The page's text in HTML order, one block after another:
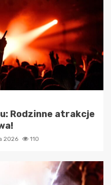
Rodzinne atrakcje
2026 110